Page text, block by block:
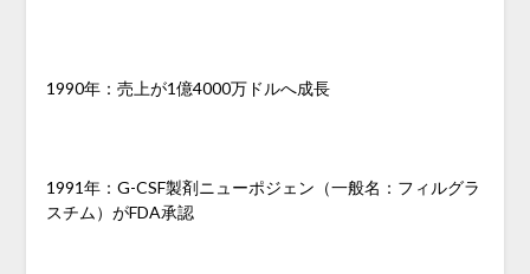
1990年：売上が1億4000万ドルへ成長
1991年：G-CSF製剤ニューポジェン（一般名：フィルグラ
スチム）がFDA承認